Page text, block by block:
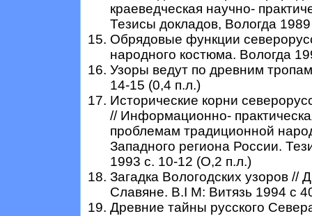
краеведческая научно-
Тезисы докладов, Вологда
Обрядовые функции
народного костюма. Вологда
Узоры ведут по древним
14-15 (0,4 п.л.)
Исторические корни
// Информационно-
проблемам традиционной
Западного региона России.
1993 с. 10-12 (О,2 п.л.)
Загадка Вологодских узоров //
Славяне. B.I M: Витязь 1994 с
Древние тайны русского